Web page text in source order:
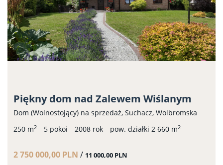
Piękny dom nad Zalewem Wiślanym
Dom (Wolnostojący) na sprzedaż, Suchacz, Wolbromska
250 m2 5 pokoi 2008 rok pow. działki 2 660 m2
2 750 000,00 PLN / 11 000,00 PLN